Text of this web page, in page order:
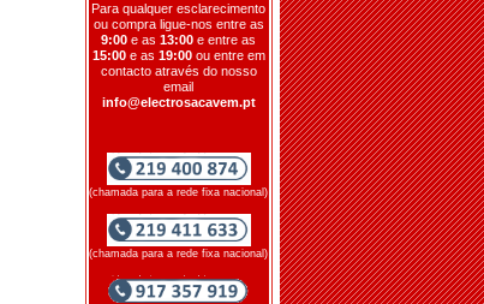
Para qualquer esclarecimento
ou compra ligue-nos entre as
9:00 e as 13:00 e entre as
15:00e as 19:00 ou entre em
contacto através do nosso
email
info@electrosacavem.pt
(chamada para a rede fixa nacional)
(chamada para a rede fixa nacional)